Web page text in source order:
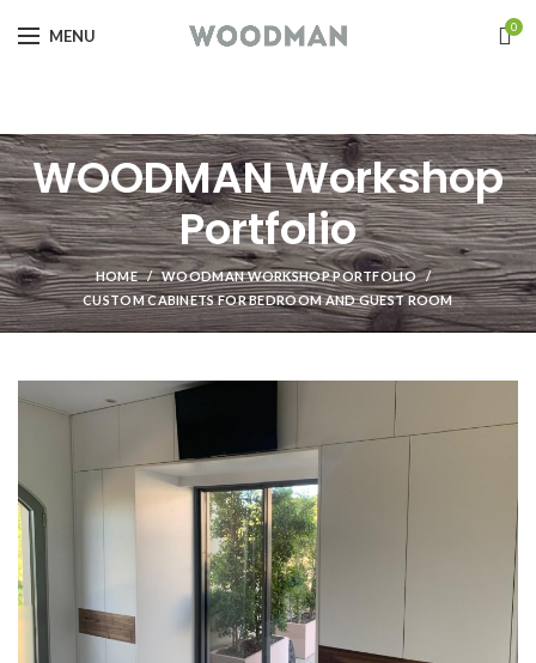
MENU 0
WOODMAN Workshop
Portfolio
HOME
WOODMAN WORKSHOP PORTFOLIO
CUSTOM CABINETS FOR BEDROOM AND GUEST ROOM